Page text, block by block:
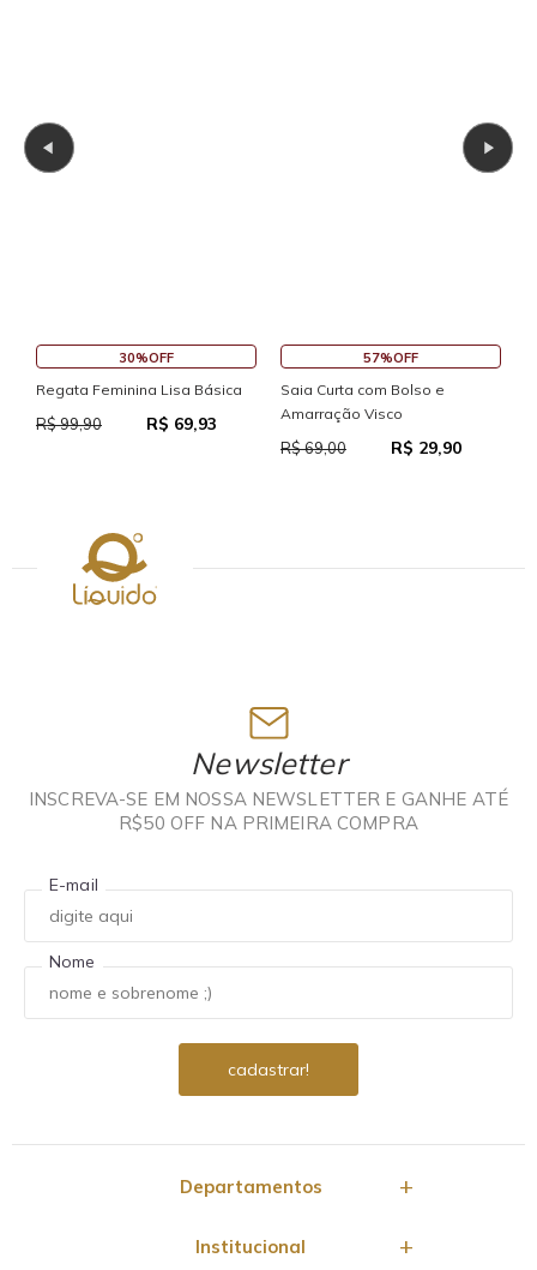
30%OFF
Regata Feminina Lisa Básica
R$ 99,90 R$ 69,93
57%OFF
Saia Curta com Bolso e
Amarração Visco
R$ 69,00 R$ 29,90
Newsletter
INSCREVA-SE EM NOSSA NEWSLETTER E GANHE ATÉ
R$50 OFF NA PRIMEIRA COMPRA
E-mail
Nome
Departamentos
Institucional